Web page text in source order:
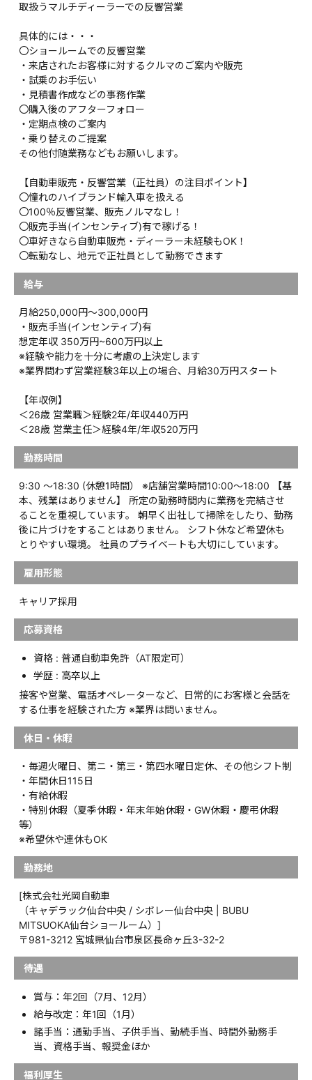
取扱うマルチディーラーでの反響営業
具体的には・・・
〇ショールームでの反響営業
・来店されたお客様に対するクルマのご案内や販売
・試乗のお手伝い
・見積書作成などの事務作業
〇購入後のアフターフォロー
・定期点検のご案内
・乗り替えのご提案
その他付随業務などもお願いします。
【自動車販売・反響営業（正社員）の注目ポイント】
〇憧れのハイブランド輸入車を扱える
〇100％反響営業、販売ノルマなし！
〇販売手当(インセンティブ)有で稼げる！
〇車好きなら自動車販売・ディーラー未経験もOK！
〇転勤なし、地元で正社員として勤務できます
給与
月給250,000円〜300,000円
・販売手当(インセンティブ)有
想定年収 350万円~600万円以上
※経験や能力を十分に考慮の上決定します
※業界問わず営業経験3年以上の場合、月給30万円スタート
【年収例】
＜26歳 営業職＞経験2年/年収440万円
＜28歳 営業主任＞経験4年/年収520万円
勤務時間
9:30 ～18:30 (休憩1時間） ※店舗営業時間10:00～18:00 【基
本、残業はありません】 所定の勤務時間内に業務を完結させ
ることを重視しています。 朝早く出社して掃除をしたり、勤務
後に片づけをすることはありません。 シフト休など希望休も
とりやすい環境。 社員のプライベートも大切にしています。
雇用形態
キャリア採用
応募資格
資格 : 普通自動車免許（AT限定可）
学歴 : 高卒以上
接客や営業、電話オペレーターなど、日常的にお客様と会話を
する仕事を経験された方 ※業界は問いません。
休日・休暇
・毎週火曜日、第ニ・第三・第四水曜日定休、その他シフト制
・年間休日115日
・有給休暇
・特別休暇（夏季休暇・年末年始休暇・GW休暇・慶弔休暇
等）
※希望休や連休もOK
勤務地
[株式会社光岡自動車
（キャデラック仙台中央 / シボレー仙台中央 | BUBU
MITSUOKA仙台ショールーム）]
〒981-3212 宮城県仙台市泉区長命ヶ丘3-32-2
待遇
賞与：年2回（7月、12月）
給与改定：年1回（1月）
諸手当：通勤手当、子供手当、勤続手当、時間外勤務手
当、資格手当、報奨金ほか
福利厚生